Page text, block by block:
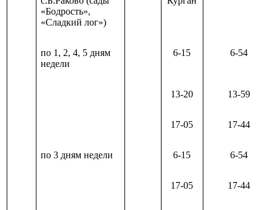
«Бодрость»,
«Сладкий лог»)
по 1, 2, 4, 5 дням
недели
6-15 6-54
13-20 13-59
17-05 17-44
по 3 дням недели 6-15 6-54
17-05 17-44